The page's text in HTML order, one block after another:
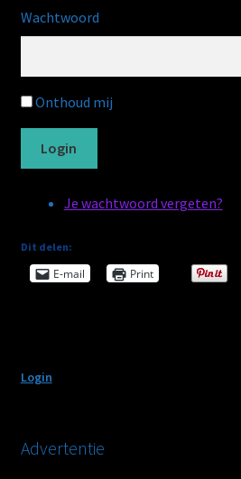
Uitloggen
Wachtwoord vergeten
WebWinkel
Afrekenen
Mijn account
Privacybeleid
Wachtwoord
Onthoud mij
Login
Je wachtwoord vergeten?
Dit delen:
E-mail Print
Login
Advertentie